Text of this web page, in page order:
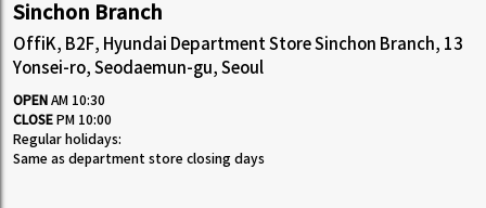
Sinchon Branch
OffiK, B2F, Hyundai Department Store Sinchon Branch, 13
Yonsei-ro, Seodaemun-gu, Seoul
OPEN AM 10:30
CLOSE PM 10:00
Regular holidays:
Same as department store closing days